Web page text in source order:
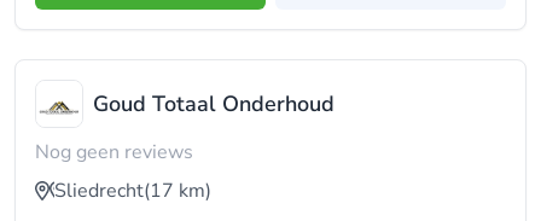
Goud Totaal Onderhoud
Nog geen reviews
Sliedrecht(17 km)